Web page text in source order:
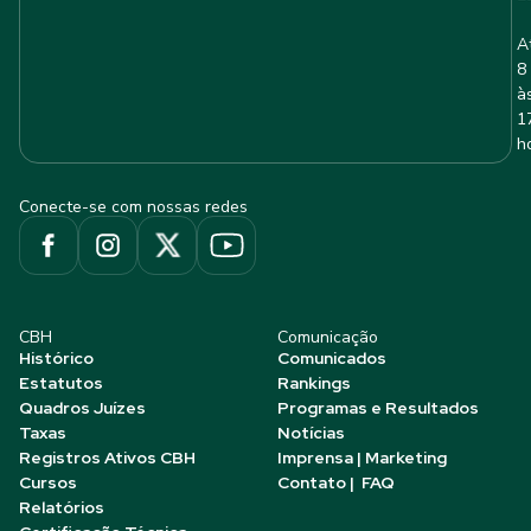
8
Conecte-se com nossas redes
CBH
Histórico
Estatutos
Quadros Juízes
Taxas
Registros Ativos CBH
Cursos
Relatórios
Comunicação
Comunicados
Rankings
Programas e Resultados
Notícias
Imprensa | Marketing
Contato | FAQ